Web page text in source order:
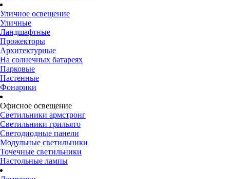
Уличное освещение
Уличные
Ландшафтные
Прожекторы
Архитектурные
На солнечных батареях
Парковые
Настенные
Фонарики
Офисное освещение
Светильники армстронг
Светильники грильято
Светодиодные панели
Модульные светильники
Точечные светильники
Настольные лампы